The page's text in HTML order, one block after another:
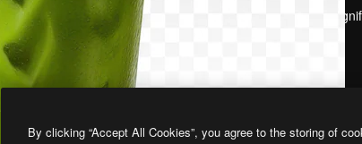
API
Мобильное
приложение
Все инструменты
Magnific
Центр доверия
Партнеры
Ищете
By clicking “Accept All Cookies”, you agree to the storing of